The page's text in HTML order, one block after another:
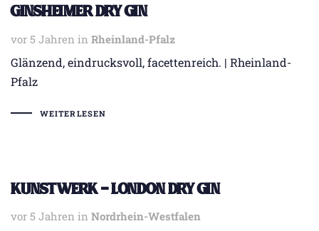
GINSHEIMER Dry Gin
vor 5 Jahren in
Tags Rheinland-Pfalz
Glänzend, eindrucksvoll, facettenreich. | Rheinland-
Pfalz
WEITERLESEN
KUNSTWERK – London Dry Gin
vor 5 Jahren in
Tags Nordrhein-Westfalen